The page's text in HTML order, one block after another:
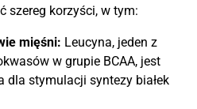
szereg korzyści, w tym:
mięśni: Leucyna, jeden z
w grupie BCAA, jest
dla stymulacji syntezy białek